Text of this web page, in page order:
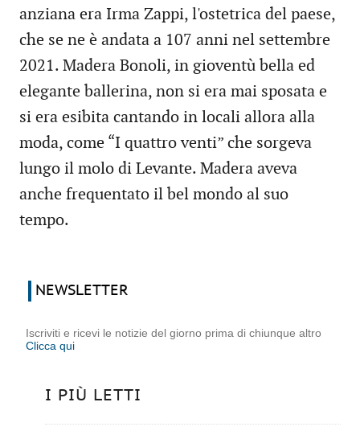
anziana era Irma Zappi, l'ostetrica del paese,
che se ne è andata a 107 anni nel settembre
2021. Madera Bonoli, in gioventù bella ed
elegante ballerina, non si era mai sposata e
si era esibita cantando in locali allora alla
moda, come “I quattro venti” che sorgeva
lungo il molo di Levante. Madera aveva
anche frequentato il bel mondo al suo
tempo.
NEWSLETTER
Iscriviti e ricevi le notizie del giorno prima di chiunque altro
Clicca qui
I PIÙ LETTI